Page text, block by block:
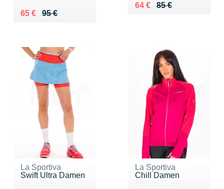
95 €
Au lieu de 95 €
65 €
Vendu 65 €
85 €
Au lieu de 85 €
64 €
Vendu 64 €
La Sportiva
Swift Ultra Damen
La Sportiva
Chill Damen